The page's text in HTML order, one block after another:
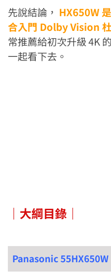
先說結論， HX650W
合入門 Dolby Vision
常推薦給初次升級 4K
一起看下去。
｜大綱目錄｜
Panasonic 55HX650W